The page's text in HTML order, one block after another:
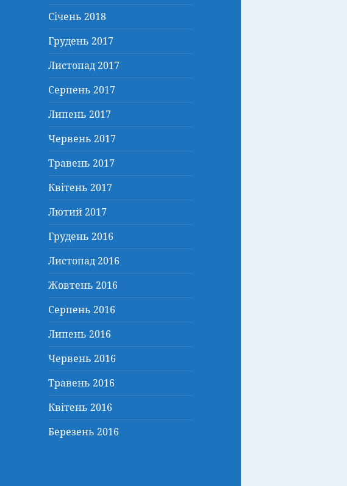
Січень 2018
Грудень 2017
Листопад 2017
Серпень 2017
Липень 2017
Червень 2017
Травень 2017
Квітень 2017
Лютий 2017
Грудень 2016
Листопад 2016
Жовтень 2016
Серпень 2016
Липень 2016
Червень 2016
Травень 2016
Квітень 2016
Березень 2016